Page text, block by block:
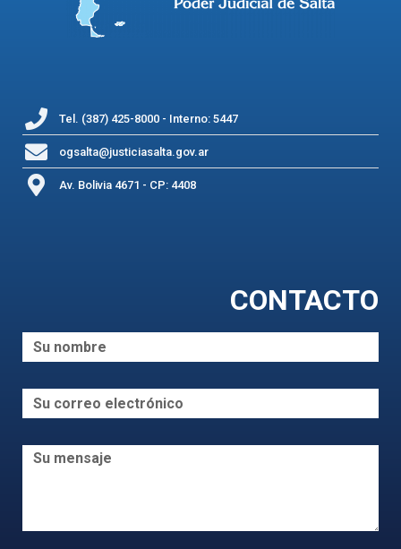
Tel. (387) 425-8000 - Interno: 5447
ogsalta@justiciasalta.gov.ar
Av. Bolivia 4671 - CP: 4408
CONTACTO